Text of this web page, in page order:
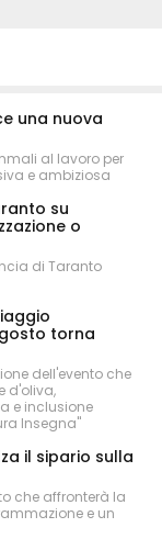
una nuova
al lavoro per
e ambiziosa
su
o
di Taranto
torna
dell'evento che
d'oliva,
e inclusione
Insegna"
il sipario sulla
che affronterà la
e un